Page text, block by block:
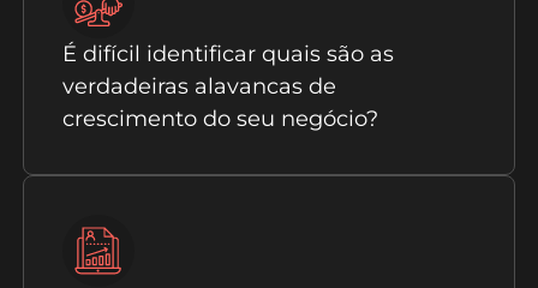
É difícil identificar quais são as
verdadeiras alavancas de
crescimento do seu negócio?